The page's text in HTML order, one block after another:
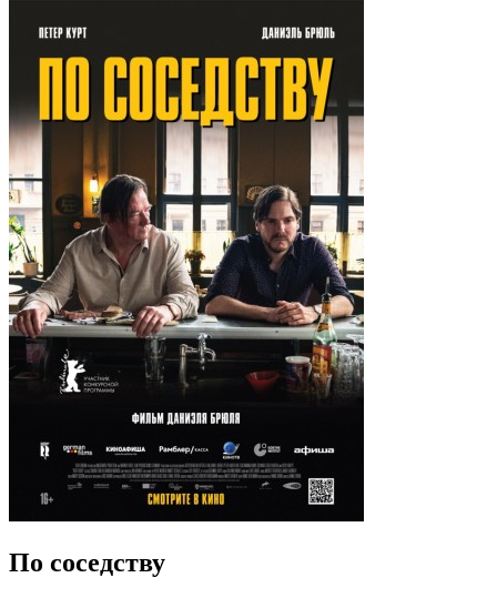
По соседству